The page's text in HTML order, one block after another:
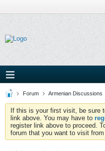
Forum Armenian Discussions
If this is your first visit, be sure
link above. You may have to
register link above to proceed.
forum that you want to visit